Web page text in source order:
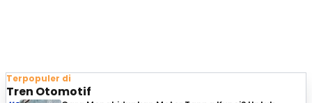
Terpopuler di
Tren Otomotif